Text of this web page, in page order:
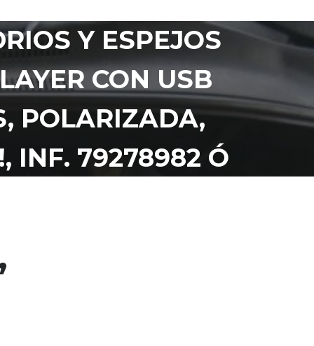
Y ESPEJOS
CON USB
POLARIZADA,
INF. 79278982 Ó